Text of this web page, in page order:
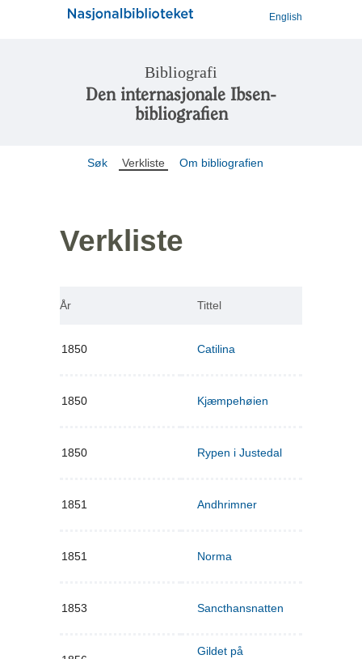
English
Bibliografi
Den internasjonale Ibsen-
bibliografien
Søk Verkliste Om bibliografien
Verkliste
År Tittel
1850 Catilina
1850 Kjæmpehøien
1850 Rypen i Justedal
1851 Andhrimner
1851 Norma
1853 Sancthansnatten
Gildet på